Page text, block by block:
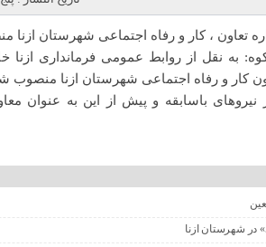
تعاون ، کار و‌ رفاه اجتماعی شهرستان
به نقل از روابط عمومی فرمانداری ازنا
کار و رفاه اجتماعی شهرستان ازنا منصوب
باسابقه و پیش از این به عنوان
در شهرستان ازنا